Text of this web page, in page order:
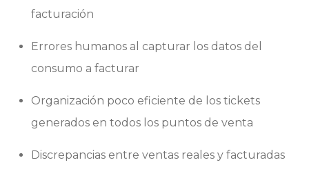
facturación
Errores humanos al capturar los datos del
consumo a facturar
Organización poco eficiente de los tickets
generados en todos los puntos de venta
Discrepancias entre ventas reales y facturadas